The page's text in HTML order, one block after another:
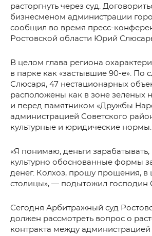
расторгнуть через суд.
бизнесменом администрации
сообщил во время пресс-
Ростовской области Юрий
В целом глава региона
в парке как «застывшие 90-е». По
Слюсаря, 47 нестационарных
расположены как в зоне зеленых
и перед памятником «Дружбы
администрацией Советского
культурные и юридические нормы.
«Я понимаю, деньги зарабатывать,
культурно обоснованные формы
денег. Колхоз, прошу прощения, в
столицы», — подытожил господин
Сегодня Арбитражный суд
должен рассмотреть вопрос о
контракта между администрацией